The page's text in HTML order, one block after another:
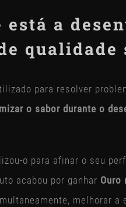
está a
qualidade
para resolver
o sabor durante o
o para afinar o seu
acabou por ganhar Ouro
melhorar a